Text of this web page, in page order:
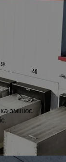
змінює